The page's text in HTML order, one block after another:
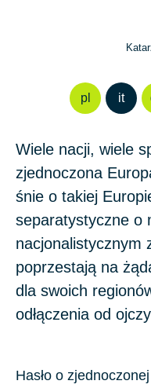
pl it
Wiele nacji, wiele
zjednoczona
śnie o takiej
separatystyczne o
nacjonalistycznym
poprzestają na
dla swoich
odłączenia od
Hasło o